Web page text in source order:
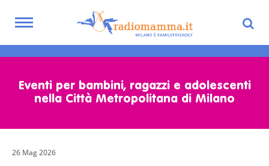
content
Toggle
Eventi per bambini, ragazzi e adolescenti
nella Città Metropolitana di Milano
26 Mag 2026